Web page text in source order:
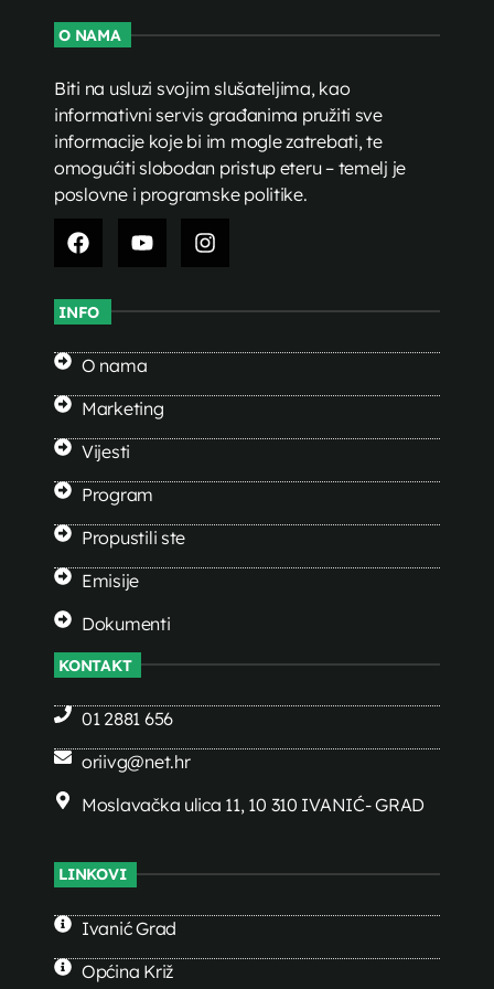
O NAMA
Biti na usluzi svojim slušateljima, kao
informativni servis građanima pružiti sve
informacije koje bi im mogle zatrebati, te
omogućiti slobodan pristup eteru – temelj je
poslovne i programske politike.
INFO
O nama
Marketing
Vijesti
Program
Propustili ste
Emisije
Dokumenti
KONTAKT
01 2881 656
oriivg@net.hr
Moslavačka ulica 11, 10 310 IVANIĆ- GRAD
LINKOVI
Ivanić Grad
Općina Križ